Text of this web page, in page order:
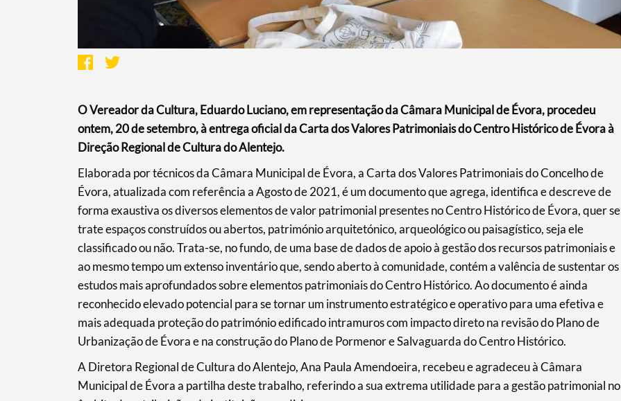
Termo de Pesquisa
Categorias gerais
Filtros
O Vereador da Cultura, Eduardo Luciano, em representação da Câmara Municipal de Évora, procedeu
ontem, 20 de setembro, à entrega oficial da Carta dos Valores Patrimoniais do Centro Histórico de Évora à
Direção Regional de Cultura do Alentejo.
Elaborada por técnicos da Câmara Municipal de Évora, a Carta dos Valores Patrimoniais do Concelho de
Évora, atualizada com referência a Agosto de 2021, é um documento que agrega, identifica e descreve de
forma exaustiva os diversos elementos de valor patrimonial presentes no Centro Histórico de Évora, quer se
trate espaços construídos ou abertos, património arquitetónico, arqueológico ou paisagístico, seja ele
classificado ou não. Trata-se, no fundo, de uma base de dados de apoio à gestão dos recursos patrimoniais e
ao mesmo tempo um extenso inventário que, sendo aberto à comunidade, contém a valência de sustentar os
estudos mais aprofundados sobre elementos patrimoniais do Centro Histórico. Ao documento é ainda
reconhecido elevado potencial para se tornar um instrumento estratégico e operativo para uma efetiva e
mais adequada proteção do património edificado intramuros com impacto direto na revisão do Plano de
Urbanização de Évora e na construção do Plano de Pormenor e Salvaguarda do Centro Histórico.
A Diretora Regional de Cultura do Alentejo, Ana Paula Amendoeira, recebeu e agradeceu à Câmara
Municipal de Évora a partilha deste trabalho, referindo a sua extrema utilidade para a gestão patrimonial no